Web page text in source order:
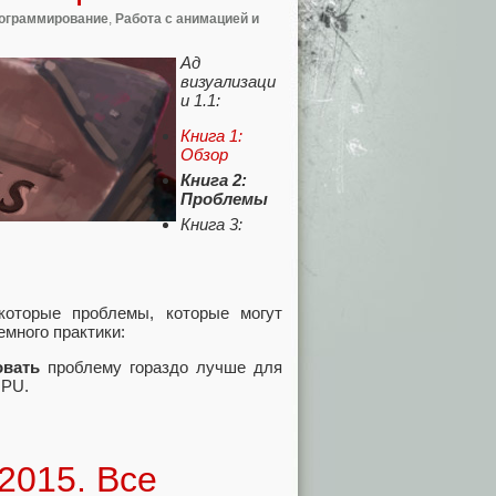
, Работа с анимацией и
Ад
визуализаци
и 1.1:
Книга 1:
Обзор
Книга 2:
Проблемы
Книга 3:
проблемы, которые могут
практики:
проблему гораздо лучше для
Все